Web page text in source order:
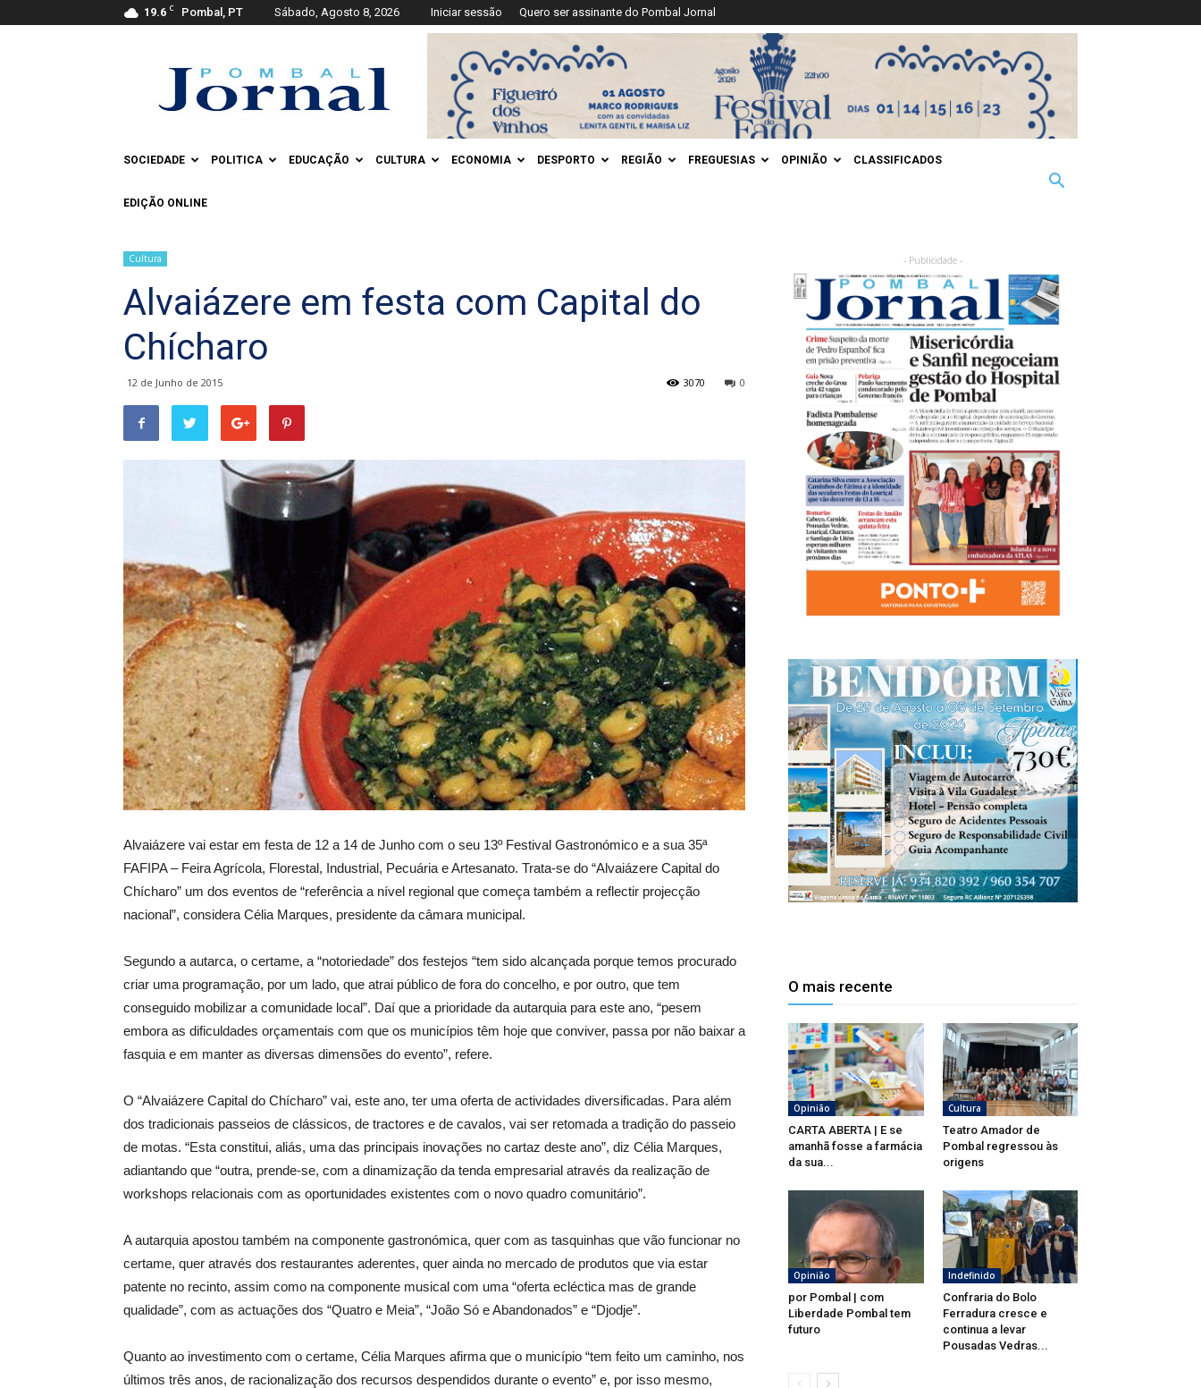
19.6 C Pombal, PT Sábado, Agosto 8, 2026 Iniciar sessão Quero ser assinante do Pombal Jornal
Jornal
SOCIEDADE POLITICA EDUCAÇÃO CULTURA ECONOMIA DESPORTO REGIÃO FREGUESIAS OPINIÃO CLASSIFICADOS
EDIÇÃO ONLINE
Cultura
Alvaiázere em festa com Capital do
Chícharo
12 de Junho de 2015 0
3070
Alvaiázere vai estar em festa de 12 a 14 de Junho com o seu 13º Festival Gastronómico e a sua 35ª
FAFIPA – Feira Agrícola, Florestal, Industrial, Pecuária e Artesanato. Trata-se do “Alvaiázere Capital do
Chícharo” um dos eventos de “referência a nível regional que começa também a reflectir projecção
nacional”, considera Célia Marques, presidente da câmara municipal.
Segundo a autarca, o certame, a “notoriedade” dos festejos “tem sido alcançada porque temos procurado
criar uma programação, por um lado, que atrai público de fora do concelho, e por outro, que tem
conseguido mobilizar a comunidade local”. Daí que a prioridade da autarquia para este ano, “pesem
embora as dificuldades orçamentais com que os municípios têm hoje que conviver, passa por não baixar a
fasquia e em manter as diversas dimensões do evento”, refere.
O “Alvaiázere Capital do Chícharo” vai, este ano, ter uma oferta de actividades diversificadas. Para além
dos tradicionais passeios de clássicos, de tractores e de cavalos, vai ser retomada a tradição do passeio
de motas. “Esta constitui, aliás, uma das principais inovações no cartaz deste ano”, diz Célia Marques,
adiantando que “outra, prende-se, com a dinamização da tenda empresarial através da realização de
workshops relacionais com as oportunidades existentes com o novo quadro comunitário”.
A autarquia apostou também na componente gastronómica, quer com as tasquinhas que vão funcionar no
certame, quer através dos restaurantes aderentes, quer ainda no mercado de produtos que via estar
patente no recinto, assim como na componente musical com uma “oferta ecléctica mas de grande
qualidade”, com as actuações dos “Quatro e Meia”, “João Só e Abandonados” e “Djodje”.
Quanto ao investimento com o certame, Célia Marques afirma que o município “tem feito um caminho, nos
últimos três anos, de racionalização dos recursos despendidos durante o evento” e, por isso mesmo,
- Publicidade -
O mais recente
Opinião
CARTA ABERTA | E se
amanhã fosse a farmácia
da sua...
Cultura
Teatro Amador de
Pombal regressou às
origens
Opinião
por Pombal | com
Liberdade Pombal tem
futuro
Indefinido
Confraria do Bolo
Ferradura cresce e
continua a levar
Pousadas Vedras...